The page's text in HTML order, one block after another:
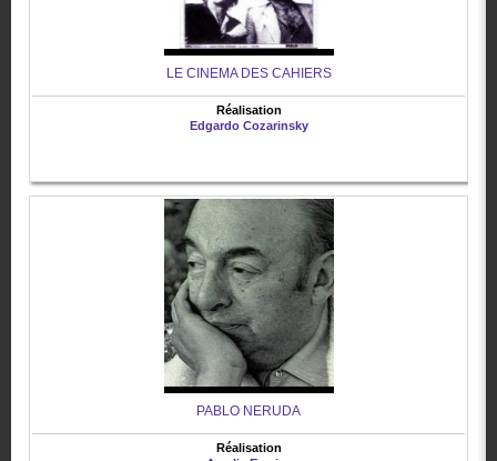
LE CINEMA DES CAHIERS
Réalisation
Edgardo Cozarinsky
PABLO NERUDA
Réalisation